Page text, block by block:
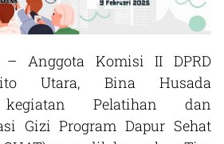
– Anggota Komisi II DPRD
Utara, Bina Husada
kegiatan Pelatihan dan
Gizi Program Dapur Sehat